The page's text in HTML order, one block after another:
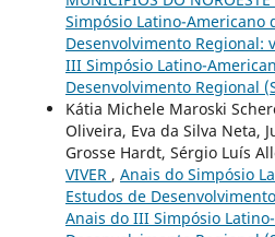
Simpósio Latino-Americano
Desenvolvimento Regional:
III Simpósio Latino-
Desenvolvimento Regional
Kátia Michele Maroski
Oliveira, Eva da Silva Neta,
Grosse Hardt, Sérgio Luís
VIVER , Anais do Simpósio
Estudos de
Anais do III Simpósio